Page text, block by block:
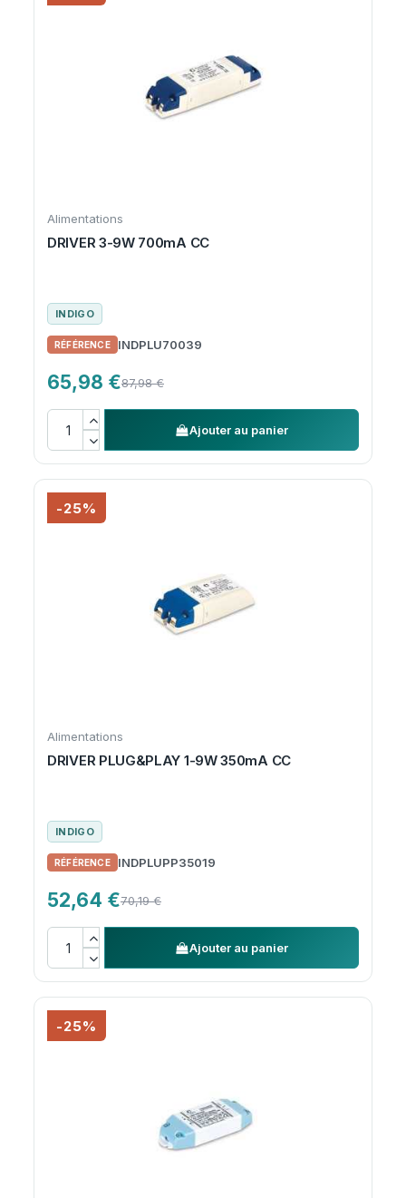
Alimentations
DRIVER 3-9W 700mA CC
INDIGO
INDPLU70039
65,98 €87,98 €
Ajouter au panier
-25%
Alimentations
DRIVER PLUG&PLAY 1-9W 350mA CC
INDIGO
INDPLUPP35019
52,64 €70,19 €
Ajouter au panier
-25%